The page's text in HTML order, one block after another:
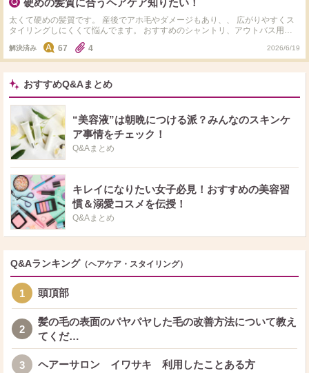
硬めの髪質に合うヘアケア知りたい！
太くて硬めの髪質です。 産後でアホ毛やダメージもあり、、 広がりやすくス
タイリングしにくくて悩んでます。 おすすめのシャントリ、アウトバス用品
あればぜひ教えてくださいっ
解決済み 67 4 2026/6/19
おすすめQ&Aまとめ
“美容液”は朝晩につける派？みんなのスキンケ
ア事情をチェック！
Q&Aまとめ
キレイになりたい女子必見！おすすめの美容習
慣＆溺愛コスメを伝授！
Q&Aまとめ
Q&Aランキング （ヘアケア・スタイリング）
1 頭頂部
2
髪の毛の表面のパヤパヤした毛の改善方法について教え
てくだ…
3 ヘアーサロン イワサキ 利用したことある方